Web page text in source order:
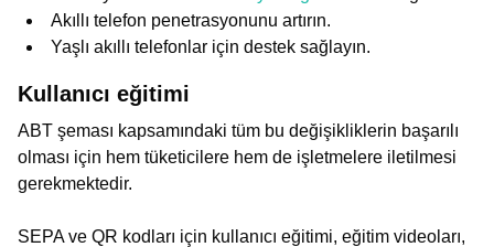
Akıllı telefon penetrasyonunu artırın.
Yaşlı akıllı telefonlar için destek sağlayın.
Kullanıcı eğitimi
ABT şeması kapsamındaki tüm bu değişikliklerin başarılı
olması için hem tüketicilere hem de işletmelere iletilmesi
gerekmektedir.
SEPA ve QR kodları için kullanıcı eğitimi, eğitim videoları,